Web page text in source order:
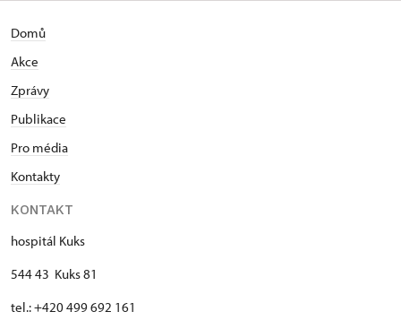
Domů
Akce
Zprávy
Publikace
Pro média
Kontakty
KONTAKT
hospitál Kuks
544 43 Kuks 81
tel.: +420 499 692 161